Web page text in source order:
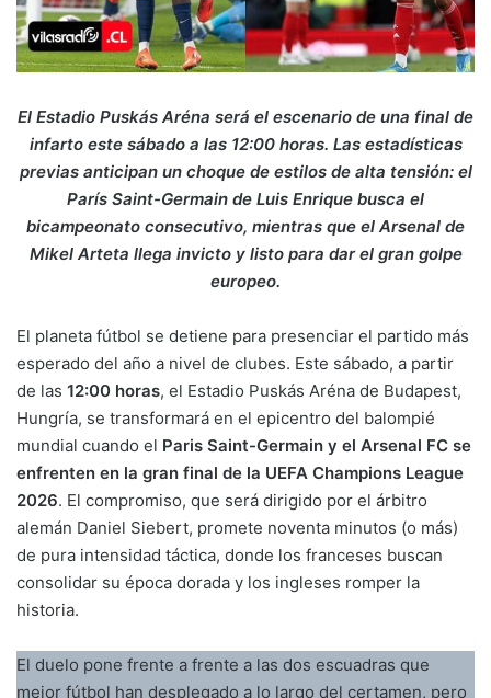
El Estadio Puskás Aréna será el escenario de una final de
infarto este sábado a las 12:00 horas. Las estadísticas
previas anticipan un choque de estilos de alta tensión: el
París Saint-Germain de Luis Enrique busca el
bicampeonato consecutivo, mientras que el Arsenal de
Mikel Arteta llega invicto y listo para dar el gran golpe
europeo.
El planeta fútbol se detiene para presenciar el partido más
esperado del año a nivel de clubes. Este sábado, a partir
de las 12:00 horas, el Estadio Puskás Aréna de Budapest,
Hungría, se transformará en el epicentro del balompié
mundial cuando el Paris Saint-Germain y el Arsenal FC se
enfrenten en la gran final de la UEFA Champions League
2026. El compromiso, que será dirigido por el árbitro
alemán Daniel Siebert, promete noventa minutos (o más)
de pura intensidad táctica, donde los franceses buscan
consolidar su época dorada y los ingleses romper la
historia.
El duelo pone frente a frente a las dos escuadras que
mejor fútbol han desplegado a lo largo del certamen, pero